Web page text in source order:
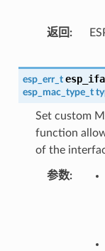
返回
esp_err_t
esp_mac_type_t
Set custom
function
of the
参数